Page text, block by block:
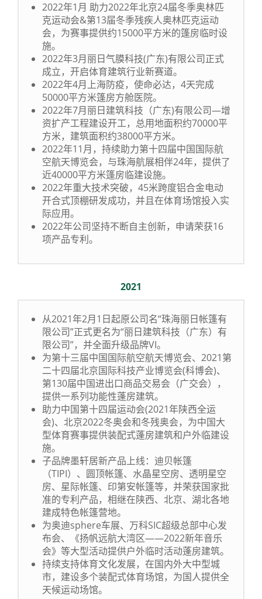
2022年1月 助力2022年北京24届冬季奥林匹
克运动会&第13届冬季残疾人奥林匹克运动
会，为赛事提供约15000平方米的篷房临时设
施。
2022年3月丽日气膜科技(广东)有限公司正式
成立，开启体育建筑行业新赛道。
2022年4月上海防疫，使命必达，4天完成
50000平方米篷房方舱医院。
2022年7月丽日建筑科技（广东)有限公司—增
资扩产工程建设开工，总用地面积约70000平
方米，建筑面积约38000平方米。
2022年11月，持续助力第十四届中国国际航
空航天博览会，与珠海航展相伴24年，提供了
近40000平方米篷房临建设施。
2022年重大技术突破，45米跨度铝合金电动
开合式顶棚研发成功，并且在体育场馆投入实
际应用。
2022年公司坚持不断自主创新，申请荣获16
项产品专利。
2021
从2021年2月1日起原公司名“珠海丽日帐篷有
限公司”正式更名为“丽日建筑科技（广东）有
限公司”，并全面升级品牌VI。
为第十三届中国国际航空航天博览会、2021第
二十四届北京国际科技产业博览会(科博会)、
第130届中国进出口商品交易会（广交会），
提供一系列功能性蓬房建筑。
助力中国第十四届运动会(2021年陕西全运
会)、北京2022冬奥会和冬残奥会，为中国大
型体育赛事提供装配式蓬房建筑和户外临建设
施。
子品牌墨轩居新产品上线：迪贝帐篷
（TIPI）、圆顶帐篷、水晶星空房、透明星空
房、星际帐篷、印第安帐篷等，并荣获国家批
准的专利产品，相继在陕西、北京、湖北各地
建成特色帐篷营地。
为奥迪sphere车展、万科SIC超级总部中心发
布会、《扬帆远航大湾区——2022新年音乐
会》等大型活动提供户外临时活动蓬房建筑。
持续支持体育文化发展，在国内外大中型城
市，建设多个装配式体育场馆，为国人提供全
天候运动场馆。